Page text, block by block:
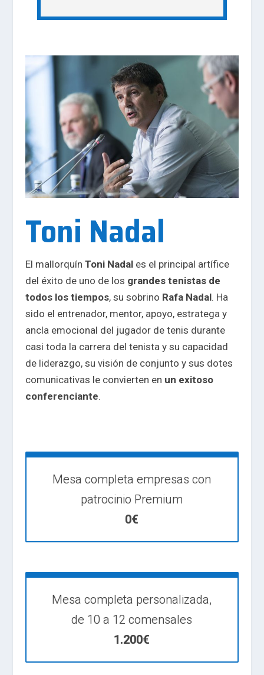
Toni Nadal
El mallorquín Toni Nadales el principal artífice
del éxito de uno de los grandes tenistas de
todos los tiempos, su sobrino Rafa Nadal. Ha
sido el entrenador, mentor, apoyo, estratega y
ancla emocional del jugador de tenis durante
casi toda la carrera del tenista y su capacidad
de liderazgo, su visión de conjunto y sus dotes
comunicativas le convierten en un exitoso
conferenciante.
Mesa completa empresas con
patrocinio Premium
0€
Mesa completa personalizada,
de 10 a 12 comensales
1.200€